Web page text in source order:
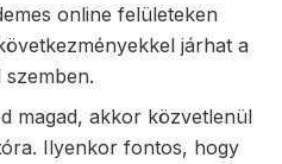
online felületeken
járhat a
magad, akkor közvetlenül
Ilyenkor fontos, hogy